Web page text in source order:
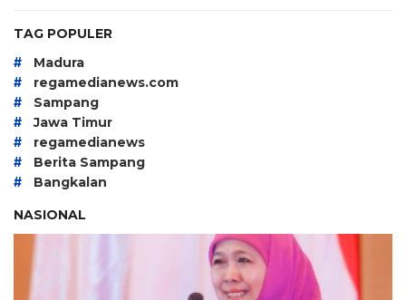
TAG POPULER
# Madura
# regamedianews.com
# Sampang
# Jawa Timur
# regamedianews
# Berita Sampang
#
Bangkalan
NASIONAL